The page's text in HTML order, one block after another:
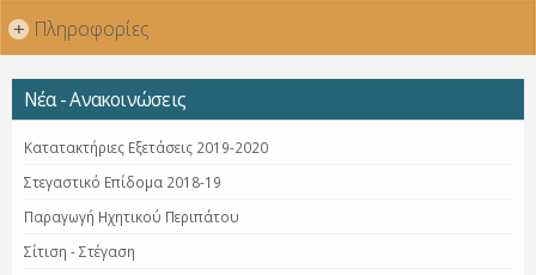
+ Πληροφορίες
Νέα - Ανακοινώσεις
Κατατακτήριες Εξετάσεις 2019-2020
Στεγαστικό Επίδομα 2018-19
Παραγωγή Ηχητικού Περιπάτου
Σίτιση - Στέγαση